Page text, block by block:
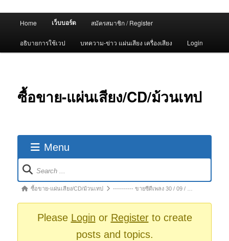
Home เว็บบอร์ด สมัครสมาชิก / Register
อธิบายการใช้เวป บทความ-ข่าว แผ่นเสียง เครื่องเสียง Login
ซื้อขาย-แผ่นเสียง/CD/ม้วนเทป
Menu
Forum
Navigation
Forumซื้อขาย-แผ่นเสียง/CD/ม้วนเทป ---------- ขายซีดีเพลง 30 / 09 / …
Please Login or Registerto create
posts and topics.